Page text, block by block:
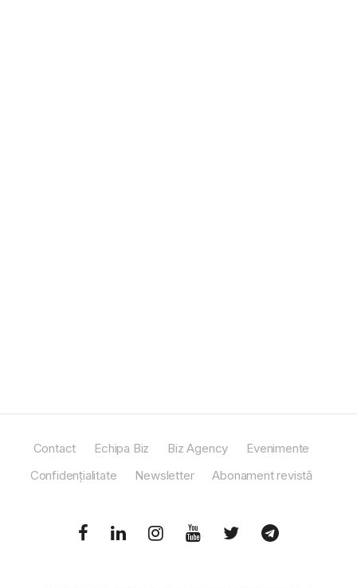
Contact Echipa Biz Biz Agency
Evenimente
Confidențialitate
Newsletter Abonament revistă